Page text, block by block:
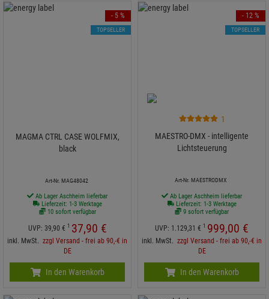
MAGMA CTRL CASE WOLFMIX,
black
Art-Nr. MAG48042
Ab Lager Aschheim lieferbar
Lieferzeit: 1-3 Werktage
10 sofort verfügbar
UVP: 39, 90 € 1 37,90 €
inkl. MwSt. zzgl Versand - frei ab 90,-€ in
DE
- 5 %
TOPSELLER
In den Warenkorb
1
MAESTRO-DMX - intelligente
Lichtsteuerung
Art-Nr. MAESTRODMX
Ab Lager Aschheim lieferbar
Lieferzeit: 1-3 Werktage
9 sofort verfügbar
UVP: 1.129, 31 € 1 999,00 €
inkl. MwSt. zzgl Versand - frei ab 90,-€ in
DE
- 12 %
TOPSELLER
In den Warenkorb